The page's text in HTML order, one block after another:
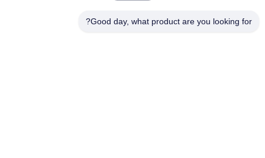
Good day, what product are you looking for?